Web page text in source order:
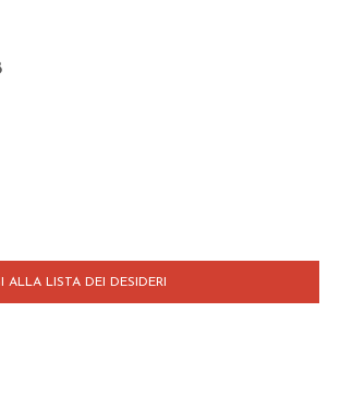
ALLA LISTA DEI DESIDERI